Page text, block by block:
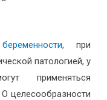
, при
патологией, у
применяться
целесообразности